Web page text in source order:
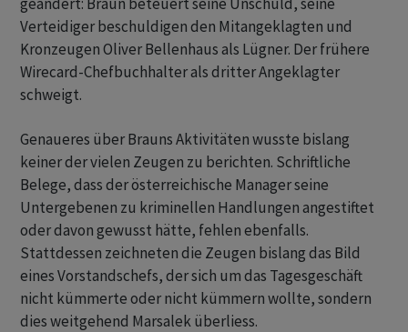
Verteidiger beschuldigen den Mitangeklagten und
Kronzeugen Oliver Bellenhaus als Lügner. Der frühere
Wirecard-Chefbuchhalter als dritter Angeklagter
schweigt.
Genaueres über Brauns Aktivitäten wusste bislang
keiner der vielen Zeugen zu berichten. Schriftliche
Belege, dass der österreichische Manager seine
Untergebenen zu kriminellen Handlungen angestiftet
oder davon gewusst hätte, fehlen ebenfalls.
Stattdessen zeichneten die Zeugen bislang das Bild
eines Vorstandschefs, der sich um das Tagesgeschäft
nicht kümmerte oder nicht kümmern wollte, sondern
dies weitgehend Marsalek überliess.